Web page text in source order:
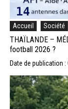
Accueil Société
THAÏLANDE –
football 2026 ?
Date de publication